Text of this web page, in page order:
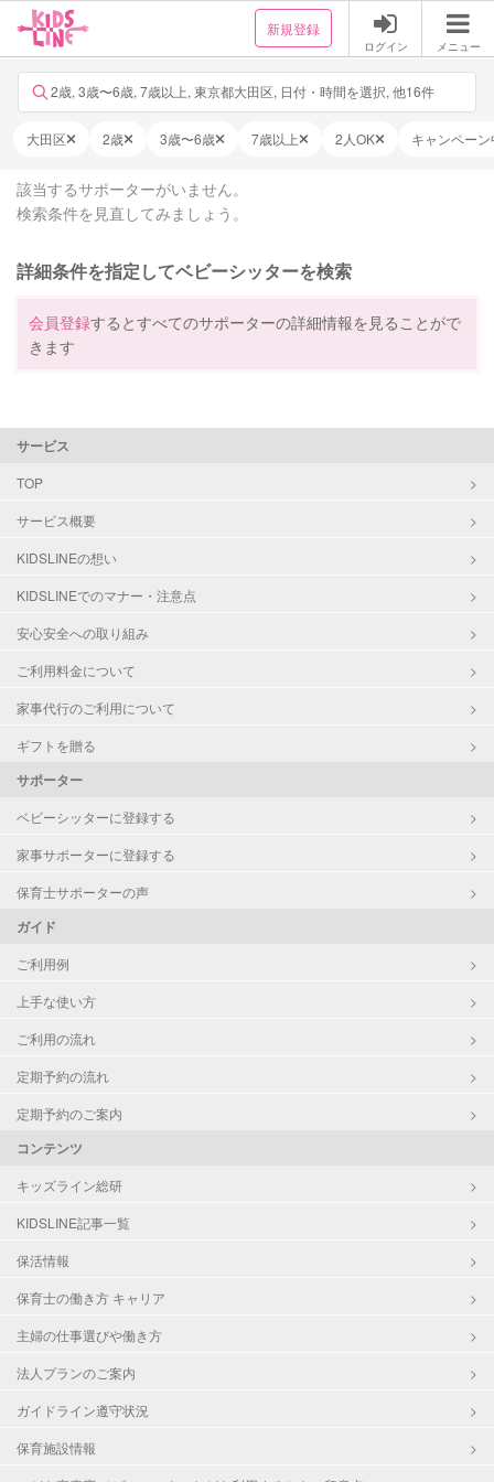
新規登録
ログイン メニュー
2歳, 3歳〜6歳, 7歳以上, 東京都大田区, 日付・時間を選択, 他16件
大田区 2歳 3歳〜6歳 7歳以上 2人OK キャンペーン
該当するサポーターがいません。
検索条件を見直してみましょう。
詳細条件を指定してベビーシッターを検索
会員登録するとすべてのサポーターの詳細情報を見ることがで
きます
サービス
TOP
サービス概要
KIDSLINEの想い
KIDSLINEでのマナー・注意点
安心安全への取り組み
ご利用料金について
家事代行のご利用について
ギフトを贈る
サポーター
ベビーシッターに登録する
家事サポーターに登録する
保育士サポーターの声
ガイド
ご利用例
上手な使い方
ご利用の流れ
定期予約の流れ
定期予約のご案内
コンテンツ
キッズライン総研
KIDSLINE記事一覧
保活情報
保育士の働き方 キャリア
主婦の仕事選びや働き方
法人プランのご案内
ガイドライン遵守状況
保育施設情報